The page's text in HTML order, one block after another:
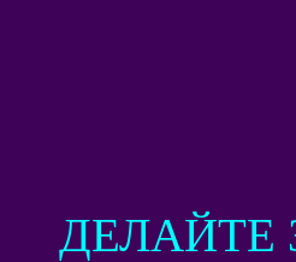
ДЕЛАЙТЕ